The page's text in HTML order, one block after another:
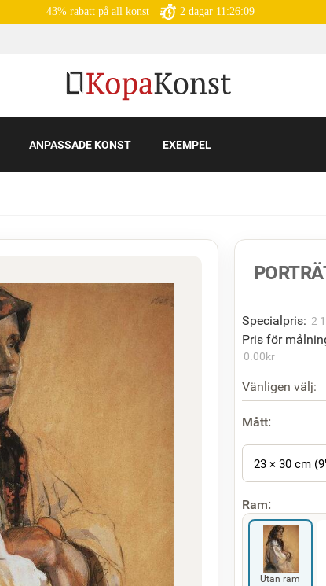
43% rabatt på all konst 2 dagar 11:26:08
ANPASSADE KONST EXEMPEL
Specialpris: 2
Pris för
0.00kr
Vänligen välj:
Mått:
23 × 30 cm
Ram:
Utan ram